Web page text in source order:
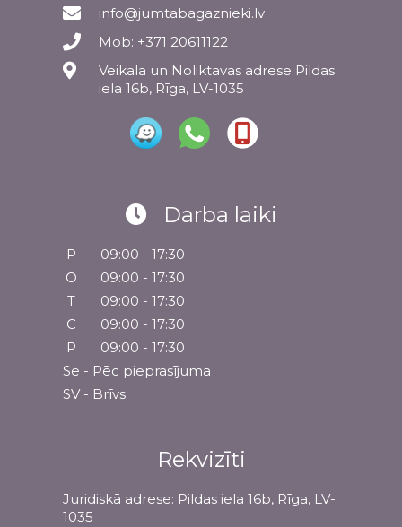
info@jumtabagaznieki.lv
Mob: +371 20611122
Veikala un Noliktavas adrese Pildas
iela 16b, Rīga, LV-1035
Darba laiki
P
09:00 - 17:30
O
09:00 - 17:30
T
09:00 - 17:30
C
09:00 - 17:30
P
09:00 - 17:30
Se - Pēc pieprasījuma
SV - Brīvs
Rekvizīti
Juridiskā adrese: Pildas iela 16b, Rīga, LV-
1035